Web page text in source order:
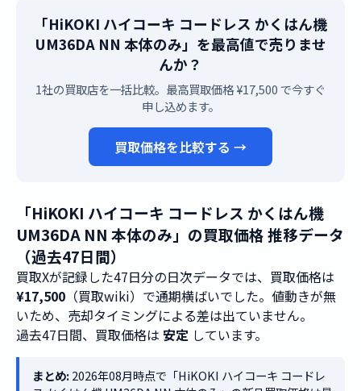
「HiKOKI ハイコーキ コードレス かくはん機
UM36DA NN 本体のみ」を最高値で売りませ
んか？
1社の買取店を一括比較。最高買取価格 ¥17,500 で今すぐ
申し込めます。
買取価格を比較する →
「HiKOKI ハイコーキ コードレス かくはん機
UM36DA NN 本体のみ」の買取価格 推移データ
（過去47日間）
買取Xが記録した47日分の日次データでは、買取価格は
¥17,500 （買取wiki）で通期横ばいでした。値動きが無
いため、売却タイミングによる差は出ていません。
過去47日間、買取価格は 安定 しています。
まとめ:2026年08月時点で「HiKOKI ハイコーキ コードレ